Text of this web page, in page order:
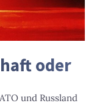
oder
und Russland